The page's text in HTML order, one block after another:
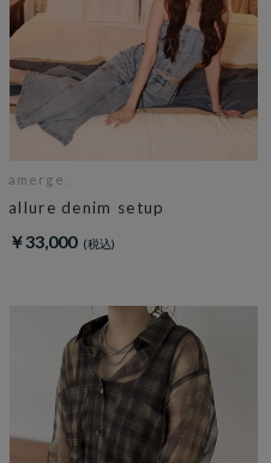
amerge.
allure denim setup
￥33,000